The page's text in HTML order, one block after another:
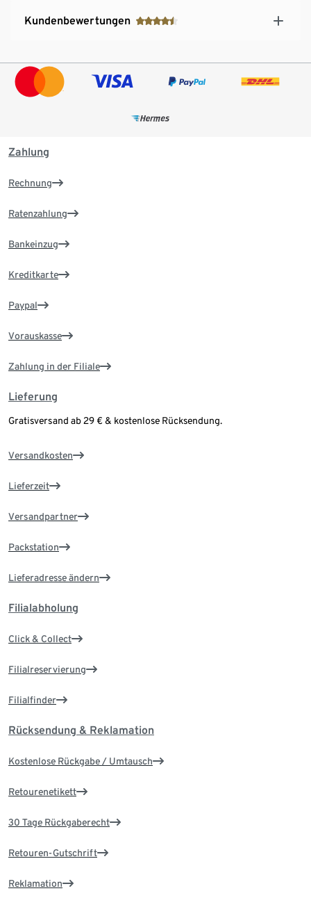
Kundenbewertungen
Zahlung
Rechnung
Ratenzahlung
Bankeinzug
Kreditkarte
Paypal
Vorauskasse
Zahlung in der Filiale
Lieferung
Gratisversand ab 29 € & kostenlose Rücksendung.
Versandkosten
Lieferzeit
Versandpartner
Packstation
Lieferadresse ändern
Filialabholung
Click & Collect
Filialreservierung
Filialfinder
Rücksendung & Reklamation
Kostenlose Rückgabe / Umtausch
Retourenetikett
30 Tage Rückgaberecht
Retouren-Gutschrift
Reklamation